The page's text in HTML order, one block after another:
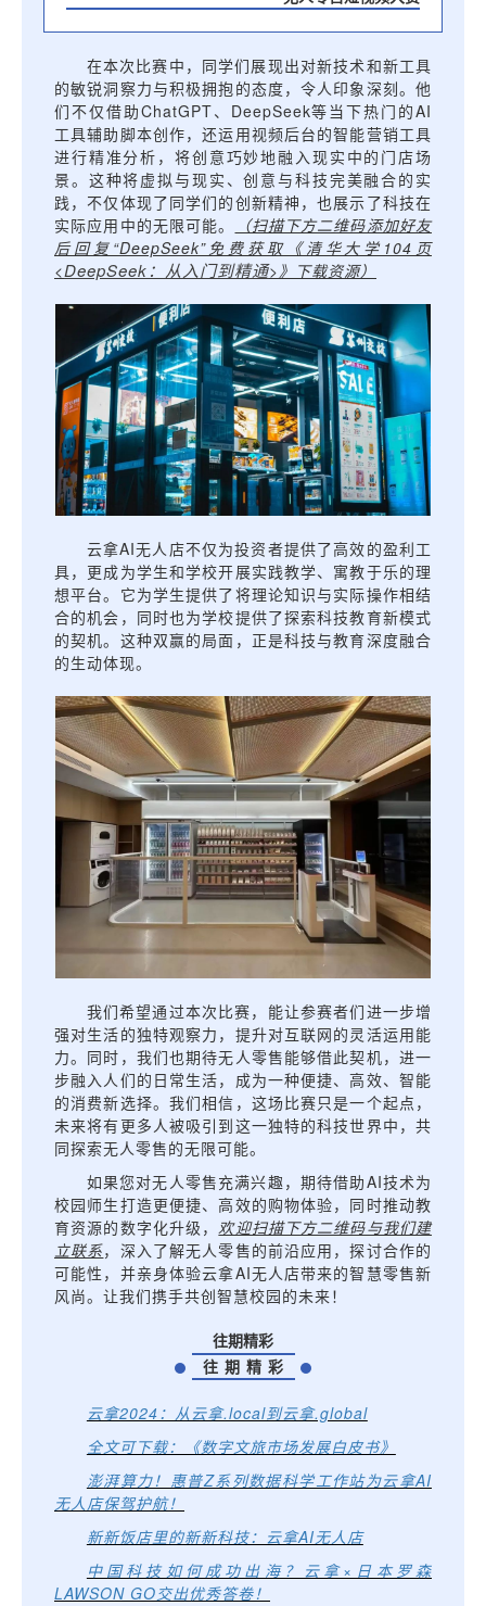
在本次比赛中，同学们展现出对新技术和新工具
的敏锐洞察力与积极拥抱的态度，令人印象深刻。他
们不仅借助ChatGPT、DeepSeek等当下热门的AI
工具辅助脚本创作，还运用视频后台的智能营销工具
进行精准分析，将创意巧妙地融入现实中的门店场
景。这种将虚拟与现实、创意与科技完美融合的实
践，不仅体现了同学们的创新精神，也展示了科技在
实际应用中的无限可能。
（扫描下方二维码添加好友
后回复“DeepSeek”免费获取《清华大学104页
<DeepSeek：从入门到精通>》下载资源）
云拿AI无人店不仅为投资者提供了高效的盈利工
具，更成为学生和学校开展实践教学、寓教于乐的理
想平台。它为学生提供了将理论知识与实际操作相结
合的机会，同时也为学校提供了探索科技教育新模式
的契机。这种双赢的局面，正是科技与教育深度融合
的生动体现。
我们希望通过本次比赛，能让参赛者们进一步增
强对生活的独特观察力，提升对互联网的灵活运用能
力。同时，我们也期待无人零售能够借此契机，进一
步融入人们的日常生活，成为一种便捷、高效、智能
的消费新选择。我们相信，这场比赛只是一个起点，
未来将有更多人被吸引到这一独特的科技世界中，共
同探索无人零售的无限可能。
如果您对无人零售充满兴趣，期待借助AI技术为
校园师生打造更便捷、高效的购物体验，同时推动教
育资源的数字化升级，欢迎扫描下方二维码与我们建
立联系，深入了解无人零售的前沿应用，探讨合作的
可能性，并亲身体验云拿AI无人店带来的智慧零售新
风尚。让我们携手共创智慧校园的未来！
往期精彩
往 期 精 彩
云拿2024：从云拿.local到云拿.global
全文可下载：《数字文旅市场发展白皮书》
澎湃算力！惠普Z系列数据科学工作站为云拿AI
无人店保驾护航！
新新饭店里的新新科技：云拿AI无人店
中国科技如何成功出海？云拿×日本罗森
LAWSON GO交出优秀答卷！